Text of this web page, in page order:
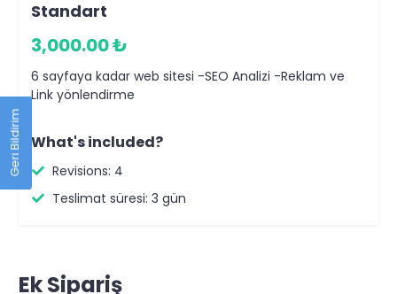
Standart
3,000.00 ₺
6 sayfaya kadar web sitesi -SEO Analizi -Reklam ve
Link yönlendirme
What's included?
Revisions: 4
Teslimat süresi: 3 gün
Ek Sipariş
Geri Bildirim